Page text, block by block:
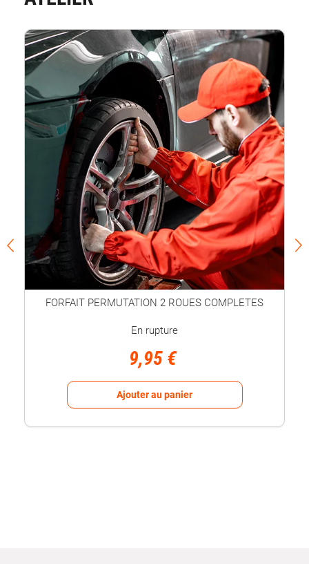
FORFAIT PERMUTATION 2 ROUES COMPLETES
En rupture
9,95 €
Ajouter au panier